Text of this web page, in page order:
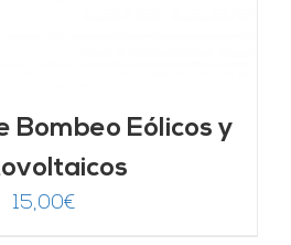
Bombeo Eólicos y
15,00€